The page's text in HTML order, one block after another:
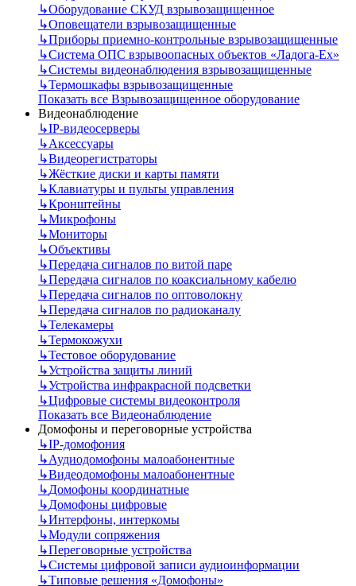
↳Оборудование СКУД взрывозащищенное
↳Оповещатели взрывозащищенные
↳Приборы приемно-контрольные взрывозащищенные
↳Система ОПС взрывоопасных объектов «Ладога-Ex»
↳Системы видеонаблюдения взрывозащищенные
↳Термошкафы взрывозащищенные
Показать все Взрывозащищенное оборудование
Видеонаблюдение
↳IP-видеосерверы
↳Аксессуары
↳Видеорегистраторы
↳Жёсткие диски и карты памяти
↳Клавиатуры и пульты управления
↳Кронштейны
↳Микрофоны
↳Мониторы
↳Объективы
↳Передача сигналов по витой паре
↳Передача сигналов по коаксиальному кабелю
↳Передача сигналов по оптоволокну
↳Передача сигналов по радиоканалу
↳Телекамеры
↳Термокожухи
↳Тестовое оборудование
↳Устройства защиты линий
↳Устройства инфракрасной подсветки
↳Цифровые системы видеоконтроля
Показать все Видеонаблюдение
Домофоны и переговорные устройства
↳IP-домофония
↳Аудиодомофоны малоабонентные
↳Видеодомофоны малоабонентные
↳Домофоны координатные
↳Домофоны цифровые
↳Интерфоны, интеркомы
↳Модули сопряжения
↳Переговорные устройства
↳Системы цифровой записи аудиоинформации
↳Типовые решения «Домофоны»